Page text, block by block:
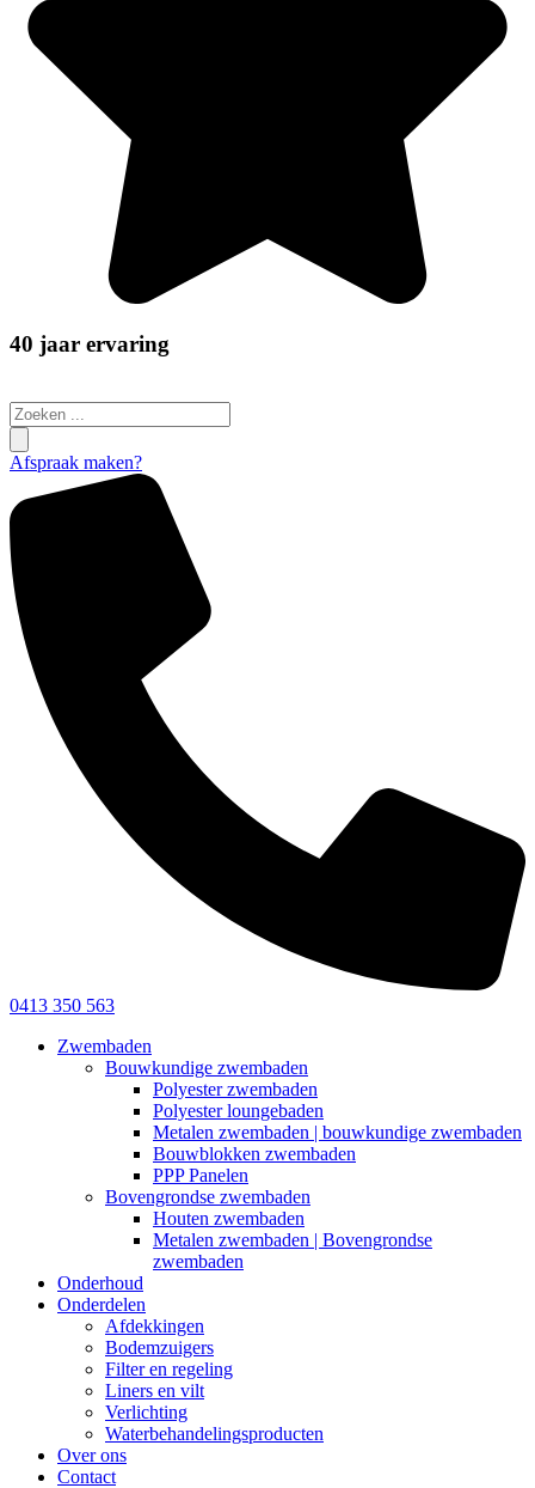
40 jaar ervaring
Search
...
Afspraak maken?
0413 350 563
Zwembaden
Bouwkundige zwembaden
Polyester zwembaden
Polyester loungebaden
Metalen zwembaden | bouwkundige zwembaden
Bouwblokken zwembaden
PPP Panelen
Bovengrondse zwembaden
Houten zwembaden
Metalen zwembaden | Bovengrondse
zwembaden
Onderhoud
Onderdelen
Afdekkingen
Bodemzuigers
Filter en regeling
Liners en vilt
Verlichting
Waterbehandelingsproducten
Over ons
Contact